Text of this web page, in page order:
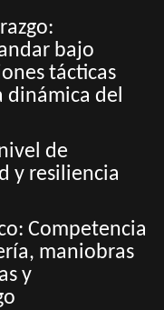
bajo
tácticas
dinámica del
de
y resiliencia
Competencia
maniobras
y